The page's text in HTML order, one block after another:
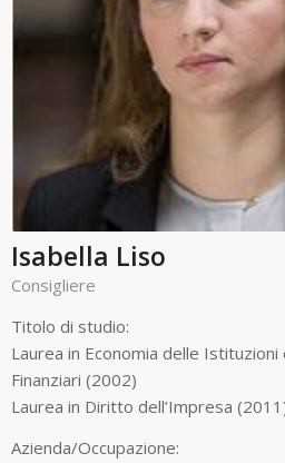
Isabella Liso
Consigliere
Titolo di studio:
Laurea in Economia delle
Finanziari (2002)
Laurea in Diritto dell’Impresa
Azienda/Occupazione: